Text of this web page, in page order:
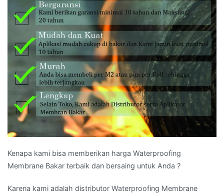
Kenapa kami bisa memberikan harga Waterproofing
Membrane Bakar terbaik dan bersaing untuk Anda ?
Karena kami adalah distributor Waterproofing Membrane